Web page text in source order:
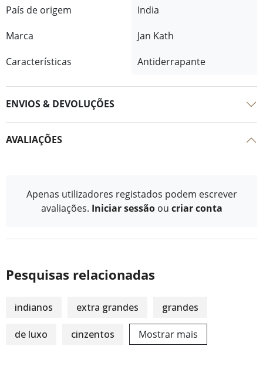
País de origem
India
Marca
Jan Kath
Características
Antiderrapante
ENVIOS & DEVOLUÇÕES
AVALIAÇÕES
Apenas utilizadores registados podem escrever
avaliações. Iniciar sessão ou criar conta
Pesquisas relacionadas
indianos extra grandes grandes
de luxo cinzentos Mostrar mais